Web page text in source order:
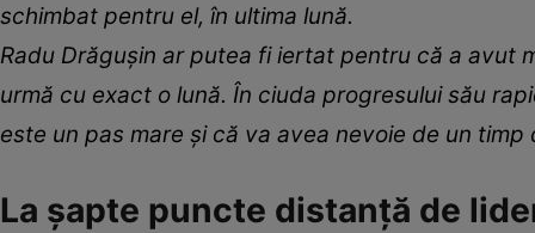
schimbat pentru el, în ultima lună.
Radu Drăgușin ar putea fi iertat pentru că a avut
urmă cu exact o lună. În ciuda progresului său
este un pas mare și că va avea nevoie de un
La șapte puncte distanță de